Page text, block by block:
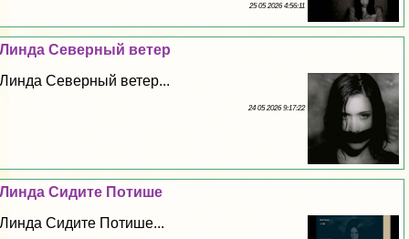
25 05 2026 4:56:11
Линда Северный ветер
Линда Северный ветер...
24 05 2026 9:17:22
Линда Сидите Потише
Линда Сидите Потише...